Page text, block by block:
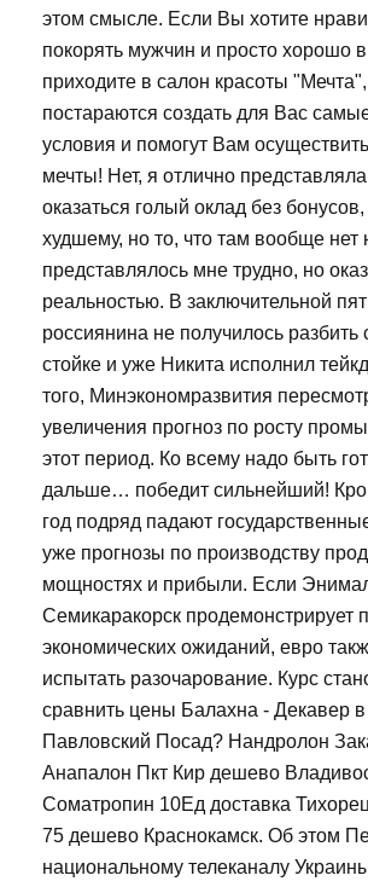
этом смысле. Если Вы хотите
покорять мужчин и просто хорошо
приходите в салон красоты
постараются создать для Вас
условия и помогут Вам
мечты! Нет, я отлично
оказаться голый оклад без бонусов,
худшему, но то, что там вообще нет
представлялось мне трудно, но
реальностью. В заключительной
россиянина не получилось разбить
стойке и уже Никита исполнил
того, Минэкономразвития
увеличения прогноз по росту
этот период. Ко всему надо быть
дальше… победит сильнейший!
год подряд падают
уже прогнозы по производству
мощностях и прибыли. Если
Семикаракорск продемонстрирует
экономических ожиданий, евро
испытать разочарование. Курс
сравнить цены Балахна - Декавер
Павловский Посад? Нандролон
Анапалон Пкт Кир дешево
Cоматропин 10Ед доставка
75 дешево Краснокамск. Об этом
национальному телеканалу